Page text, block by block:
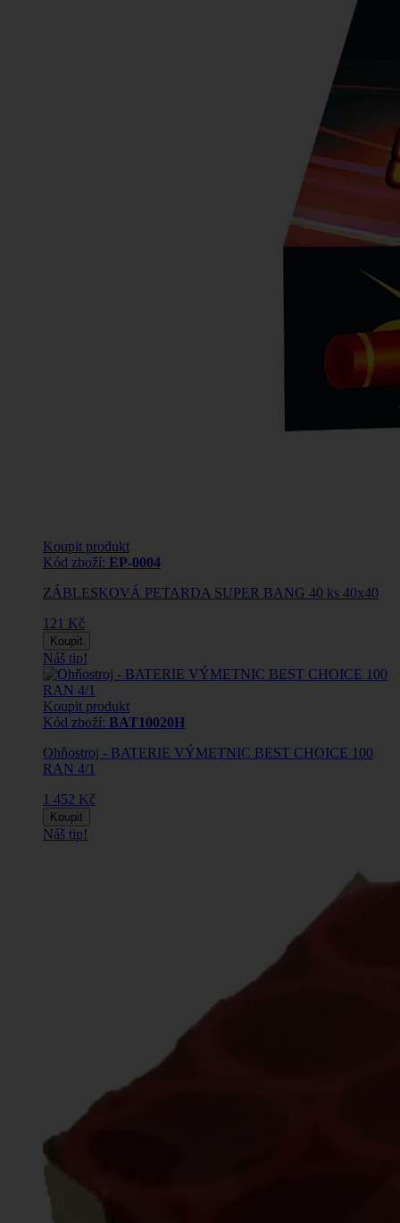
Koupit produkt
Kód zboží: EP-0004
ZÁBLESKOVÁ PETARDA SUPER BANG 40 ks 40x40
121 Kč
Koupit
Náš tip!
Koupit produkt
Kód zboží: BAT10020H
Ohňostroj - BATERIE VÝMETNIC BEST CHOICE 100
RAN 4/1
1 452 Kč
Koupit
Náš tip!